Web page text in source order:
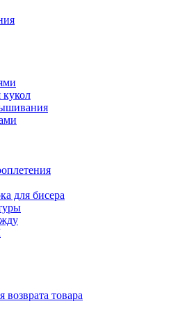
кукол
для бисера
возврата товара